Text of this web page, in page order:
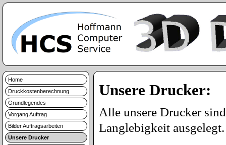
Home
Druckkostenberechnung
Grundlegendes
Vorgang Auftrag
Bilder Auftragsarbeiten
Unsere Drucker
Unsere Drucker:
Alle unsere Drucker
Langlebigkeit ausgelegt.